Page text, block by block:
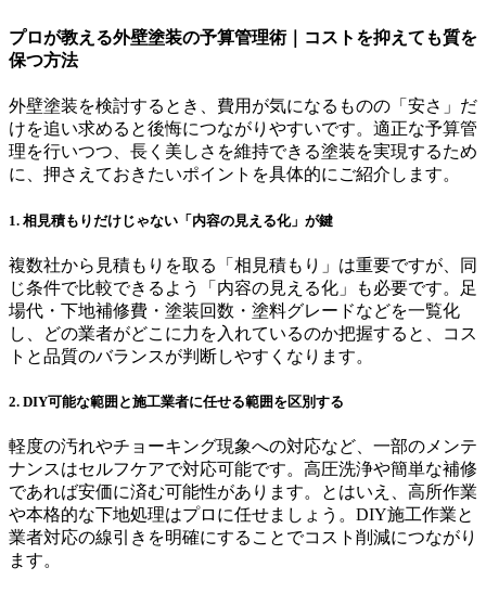
プロが教える外壁塗装の予算管理術｜コストを抑えても質を
保つ方法
外壁塗装を検討するとき、費用が気になるものの「安さ」だ
けを追い求めると後悔につながりやすいです。適正な予算管
理を行いつつ、長く美しさを維持できる塗装を実現するため
に、押さえておきたいポイントを具体的にご紹介します。
1. 相見積もりだけじゃない「内容の見える化」が鍵
複数社から見積もりを取る「相見積もり」は重要ですが、同
じ条件で比較できるよう「内容の見える化」も必要です。足
場代・下地補修費・塗装回数・塗料グレードなどを一覧化
し、どの業者がどこに力を入れているのか把握すると、コス
トと品質のバランスが判断しやすくなります。
2. DIY可能な範囲と施工業者に任せる範囲を区別する
軽度の汚れやチョーキング現象への対応など、一部のメンテ
ナンスはセルフケアで対応可能です。高圧洗浄や簡単な補修
であれば安価に済む可能性があります。とはいえ、高所作業
や本格的な下地処理はプロに任せましょう。DIY施工作業と
業者対応の線引きを明確にすることでコスト削減につながり
ます。